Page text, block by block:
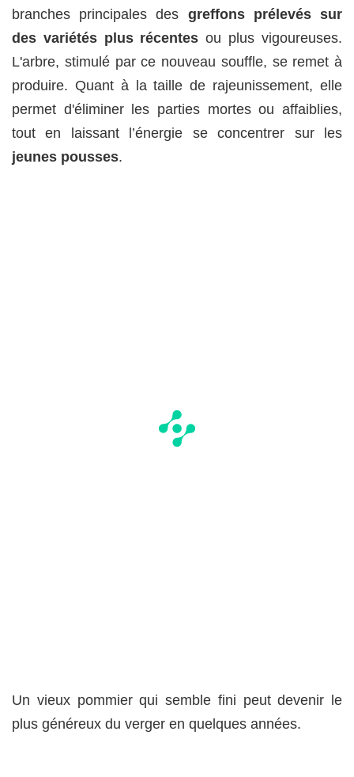
branches principales des greffons prélevés sur
des variétés plus récentes ou plus vigoureuses.
L'arbre, stimulé par ce nouveau souffle, se remet à
produire. Quant à la taille de rajeunissement, elle
permet d'éliminer les parties mortes ou affaiblies,
tout en laissant l’énergie se concentrer sur les
jeunes pousses.
Un vieux pommier qui semble fini peut devenir le
plus généreux du verger en quelques années.